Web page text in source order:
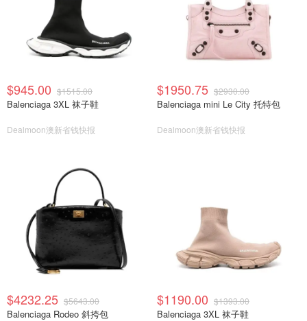
$945.00 $1515.00
Balenciaga 3XL 袜子鞋
Dealmoon澳新省钱快报
$1950.75 $2930.00
Balenciaga mini Le City 托特包
Dealmoon澳新省钱快报
$4232.25 $5643.00
Balenciaga Rodeo 斜挎包
$1190.00 $1393.00
Balenciaga 3XL 袜子鞋